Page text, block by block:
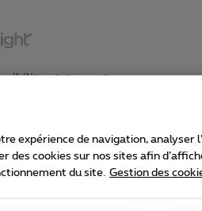
statement
expérience de navigation,
cookies sur nos sites afin
du site. Gestion des